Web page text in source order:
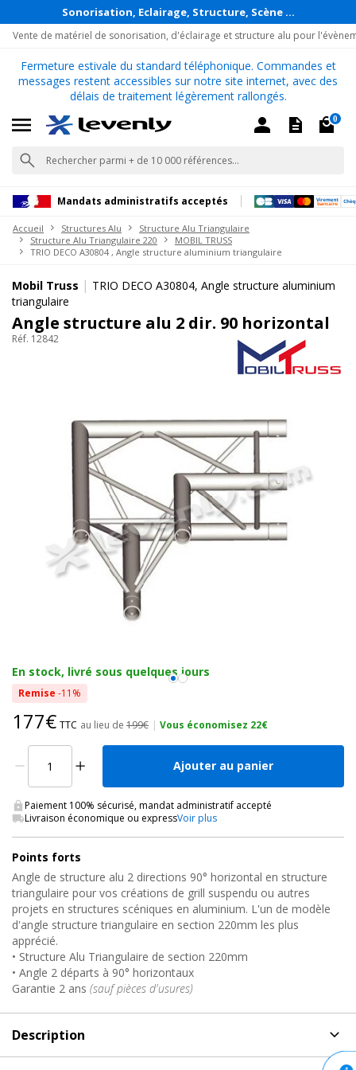
Sonorisation, Eclairage, Structure, Scène ...
Vente de matériel de sonorisation, d'éclairage et structure alu pour
Fermeture estivale du standard téléphonique. Commandes et
messages restent accessibles sur notre site internet, avec des
délais de traitement légèrement rallongés.
0
Mandats administratifs acceptés
Accueil Structures Alu
Structure Alu Triangulaire
Structure Alu Triangulaire 220
MOBIL TRUSS
TRIO DECO A30804 , Angle structure aluminium triangulaire
Mobil Truss | TRIO DECO A30804, Angle structure aluminium
triangulaire
Angle structure alu 2 dir. 90 horizontal
Réf. 12842
En stock, livré sous quelques jours
Remise -11%
177€ TTC au lieu de 199€ | Vous économisez 22€
Ajouter au panier
Paiement 100% sécurisé, mandat administratif accepté
Livraison économique ou expressVoir plus
Points forts
Angle de structure alu 2 directions 90° horizontal en structure
triangulaire pour vos créations de grill suspendu ou autres
projets en structures scéniques en aluminium. L'un de modèle
d'angle structure triangulaire en section 220mm les plus
apprécié.
• Structure Alu Triangulaire de section 220mm
• Angle 2 départs à 90° horizontaux
Garantie 2 ans (sauf pièces d'usures)
Description
de Angle structure aluminium triangulaire,